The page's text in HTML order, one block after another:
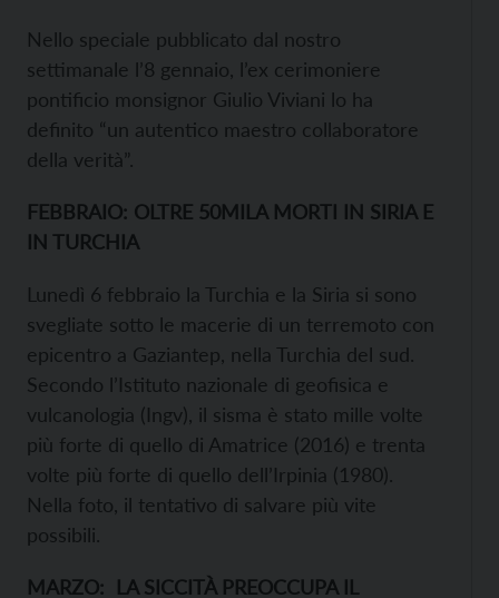
Nello speciale pubblicato dal nostro
settimanale l’8 gennaio, l’ex cerimoniere
pontificio monsignor Giulio Viviani lo ha
definito “un autentico maestro collaboratore
della verità”.
FEBBRAIO: OLTRE 50MILA MORTI IN SIRIA E
IN TURCHIA
Lunedì 6 febbraio la Turchia e la Siria si sono
svegliate sotto le macerie di un terremoto con
epicentro a Gaziantep, nella Turchia del sud.
Secondo l’Istituto nazionale di geofisica e
vulcanologia (Ingv), il sisma è stato mille volte
più forte di quello di Amatrice (2016) e trenta
volte più forte di quello dell’Irpinia (1980).
Nella foto, il tentativo di salvare più vite
possibili.
MARZO: LA SICCITÀ PREOCCUPA IL